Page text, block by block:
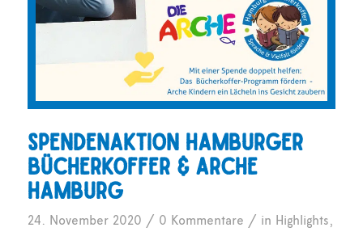
Spendenaktion Hamburger
Bücherkoffer & Arche
Hamburg
24. November 2020 / 0 Kommentare / in Highlights,